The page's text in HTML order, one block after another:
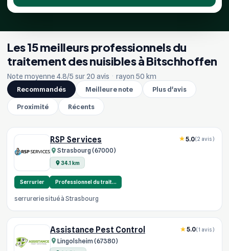
Les 15 meilleurs professionnels du
traitement des nuisibles à Bitschhoffen
Note moyenne 4.8/5 sur 20 avis · rayon 50 km
Recommandés
Meilleure note Plus d'avis
Proximité Récents
RSP Services
Strasbourg (67000)
34.1 km
5.0(2 avis)
Serrurier Professionnel du trait…
serrurerie situé à Strasbourg
Assistance Pest Control
Lingolsheim (67380)
5.0(1 avis)